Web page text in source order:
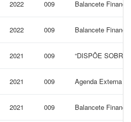
2022 009 Balancete
2022 009 Balancete
2021 009 “DISPÕE SOBRE
2021 009 Agenda Externa
2021 009 Balancete